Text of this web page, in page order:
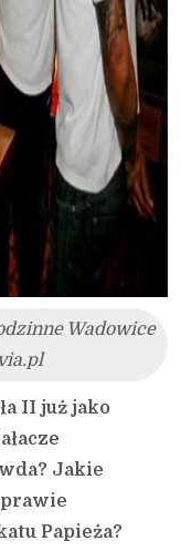
Wadowice
II już jako
Jakie
Papieża?